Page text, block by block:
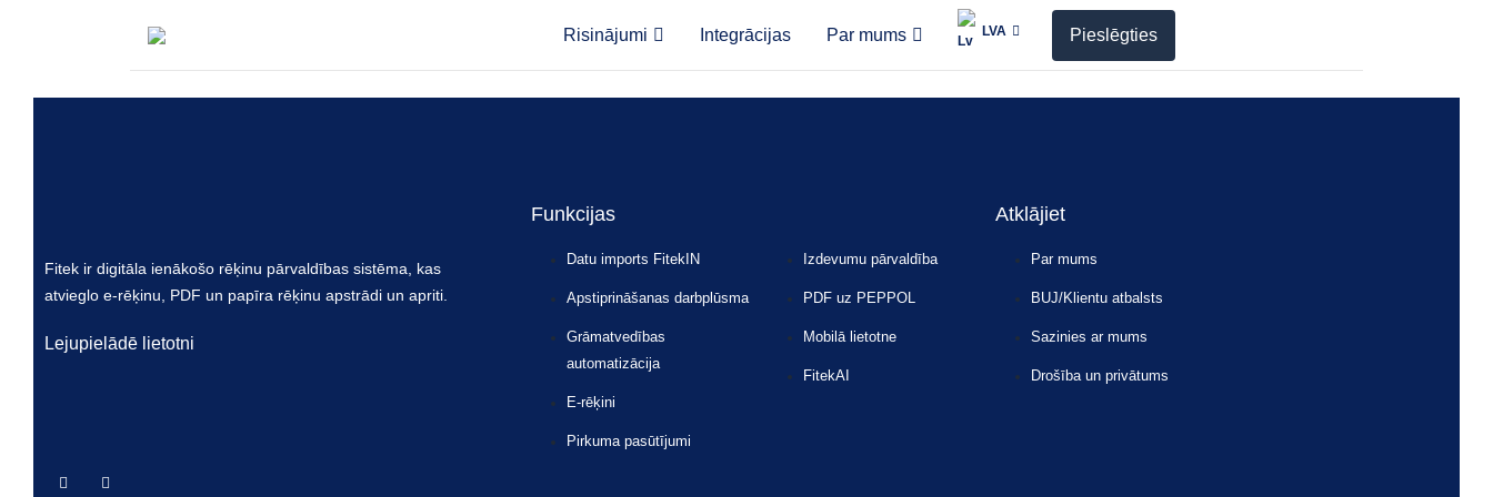
Risinājumi Integrācijas Par mums LVA Pieslēgties
Lai gan dažas ERP sistēmas piedāvā funkcijas, kas atbalsta saņemto rēķinu apstrādes procesu, FitekIN platformas galvenās priekšrocības ir tās lietošanas ērtums,
Fitek ir digitāla ienākošo rēķinu pārvaldības sistēma, kas
atvieglo e-rēķinu, PDF un papīra rēķinu apstrādi un apriti.
Lejupielādē lietotni
Funkcijas
Datu imports FitekIN
Apstiprināšanas darbplūsma
Grāmatvedības
automatizācija
E-rēķini
Pirkuma pasūtījumi
Izdevumu pārvaldība
PDF uz PEPPOL
Mobilā lietotne
FitekAI
Atklājiet
Par mums
BUJ/Klientu atbalsts
Sazinies ar mums
Drošība un privātums